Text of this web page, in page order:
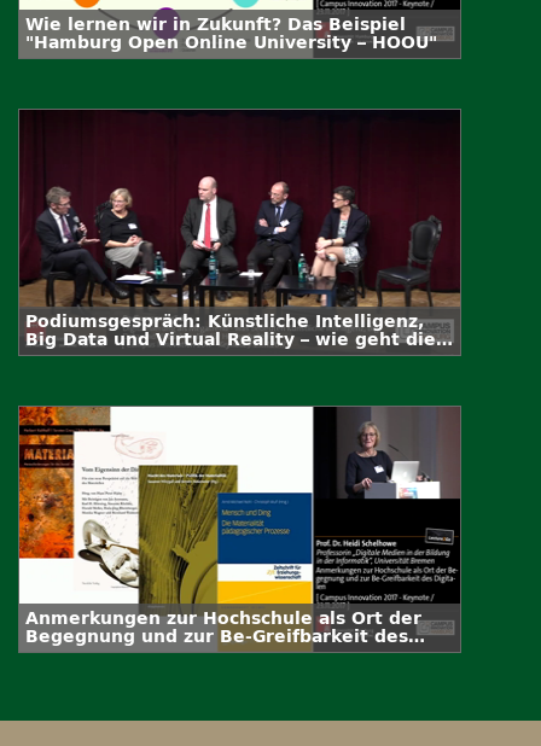
Wie lernen wir in Zukunft? Das Beispiel
"Hamburg Open Online University – HOOU"
Podiumsgespräch: Künstliche Intelligenz,
Big Data und Virtual Reality – wie geht die
Wissenschaft mit ihrer neuen
Anmerkungen zur Hochschule als Ort der
Begegnung und zur Be-Greifbarkeit des
Digitalen